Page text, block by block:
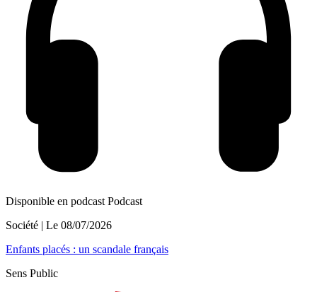
Disponible en podcast Podcast
Société | Le 08/07/2026
Enfants placés : un scandale français
Sens Public